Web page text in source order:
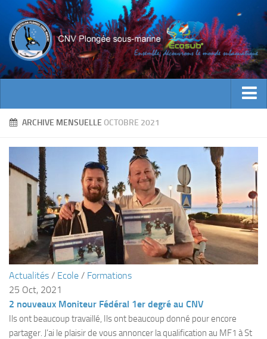
ACTUALITES
INFOS CNV
Bienvenue
Contacts
Documents utiles
Encadrement
Historique
ECOLE DE PLONGEE
Formations
ARCHIVE MENSUELLEOCTOBRE 2021
Actualités / Ecole / Formations
25 Oct, 2021
2 nouveaux Moniteur Fédéral 1er degré au CNV
Ils ont beaucoup travaillé, Ils ont beaucoup donné pour encore
partager. J’ai le plaisir de vous annoncer la qualification au MF1 à St